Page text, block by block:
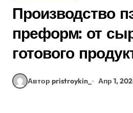
Производство
преформ: от
готового
Автор pristroykin_ Апр 1,